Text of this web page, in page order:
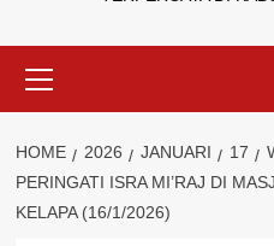
Menu
HOME 2026 JANUARI 17
PERINGATI ISRA MI’RAJ DI
KELAPA (16/1/2026)